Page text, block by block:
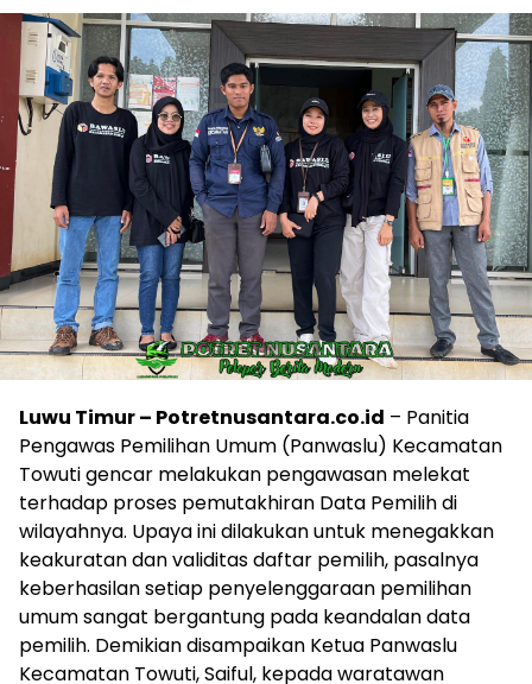
Luwu Timur – Potretnusantara.co.id – Panitia
Pengawas Pemilihan Umum (Panwaslu) Kecamatan
Towuti gencar melakukan pengawasan melekat
terhadap proses pemutakhiran Data Pemilih di
wilayahnya. Upaya ini dilakukan untuk menegakkan
keakuratan dan validitas daftar pemilih, pasalnya
keberhasilan setiap penyelenggaraan pemilihan
umum sangat bergantung pada keandalan data
pemilih. Demikian disampaikan Ketua Panwaslu
Kecamatan Towuti, Saiful, kepada waratawan